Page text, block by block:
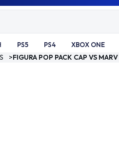
PS5 PS4 XBOX ONE
>FIGURA POP PACK CAP VS